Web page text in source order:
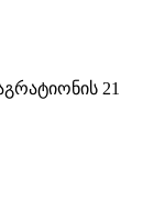
21